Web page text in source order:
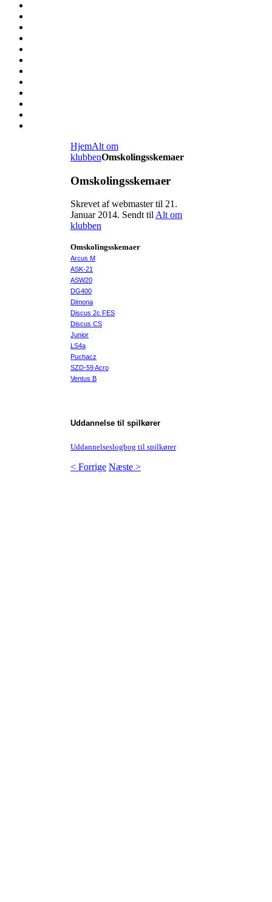
HjemAlt om
klubbenOmskolingsskemaer
Omskolingsskemaer
Skrevet af webmaster til 21.
Januar 2014. Sendt tilAlt om
klubben
Omskolingsskemaer
Arcus M
ASK-21
ASW20
DG400
Dimona
Discus 2c FES
Discus CS
Junior
LS4a
Puchacz
SZD-59 Acro
Ventus B
Uddannelse til spilkører
Uddannelseslogbog til spilkører
< Forrige Næste >